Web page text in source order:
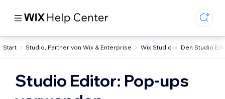
Start Studio, Partner von Wix & Enterprise Wix Studio Den Studio
Studio Editor: Pop-ups